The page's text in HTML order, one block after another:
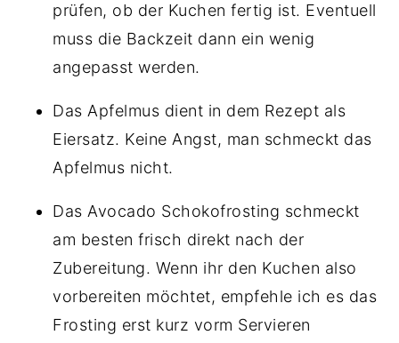
prüfen, ob der Kuchen fertig ist. Eventuell
muss die Backzeit dann ein wenig
angepasst werden.
Das Apfelmus dient in dem Rezept als
Eiersatz. Keine Angst, man schmeckt das
Apfelmus nicht.
Das Avocado Schokofrosting schmeckt
am besten frisch direkt nach der
Zubereitung. Wenn ihr den Kuchen also
vorbereiten möchtet, empfehle ich es das
Frosting erst kurz vorm Servieren